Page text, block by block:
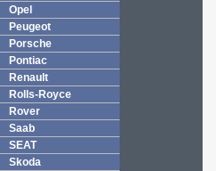
Opel
Peugeot
Porsche
Pontiac
Renault
Rolls-Royce
Rover
Saab
SEAT
Skoda